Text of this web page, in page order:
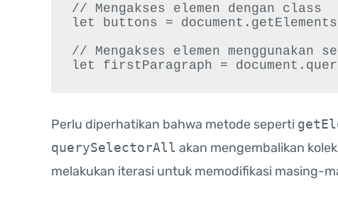
// Mengakses elemen dengan class
let buttons =
// Mengakses elemen menggunakan
Perlu diperhatikan bahwa metode seperti
querySelectorAll akan mengembalikan
melakukan iterasi untuk memodifikasi masing-